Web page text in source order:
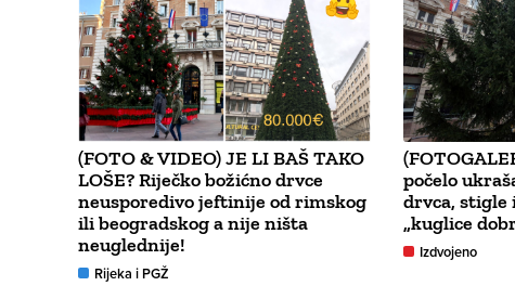
(FOTO & VIDEO) JE LI BAŠ TAKO
LOŠE? Riječko božićno drvce
neusporedivo jeftinije od rimskog
ili beogradskog a nije ništa
neuglednije!
Rijeka i PGŽ
počelo
drvca, stigle
„kuglice
Izdvojeno